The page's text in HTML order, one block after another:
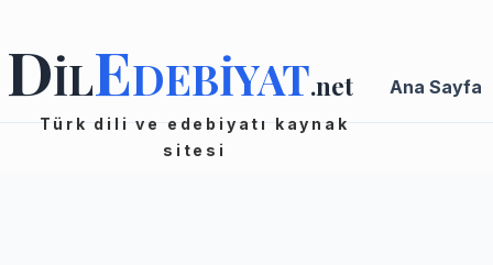
DİLEDEBİYAT.net Ana Sayfa
Türk dili ve edebiyatı kaynak
sitesi